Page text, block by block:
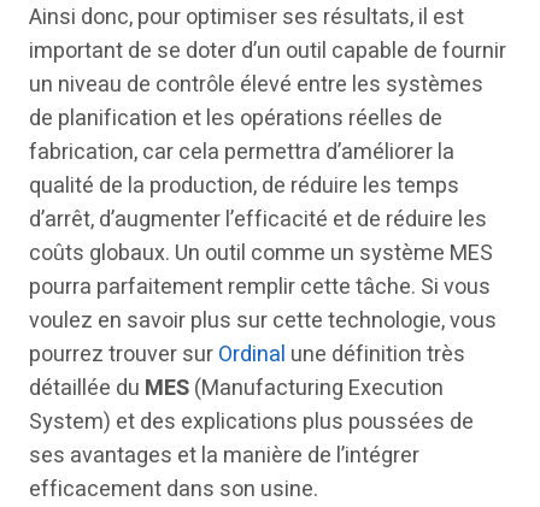
Ainsi donc, pour optimiser ses résultats, il est
important de se doter d’un outil capable de fournir
un niveau de contrôle élevé entre les systèmes
de planification et les opérations réelles de
fabrication, car cela permettra d’améliorer la
qualité de la production, de réduire les temps
d’arrêt, d’augmenter l’efficacité et de réduire les
coûts globaux. Un outil comme un système MES
pourra parfaitement remplir cette tâche. Si vous
voulez en savoir plus sur cette technologie, vous
pourrez trouver surOrdinal une définition très
détaillée du MES(Manufacturing Execution
System) et des explications plus poussées de
ses avantages et la manière de l’intégrer
efficacement dans son usine.